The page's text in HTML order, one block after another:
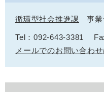
循環型社会推進課 事
Tel：092-643-3381
メールでのお問い合わ